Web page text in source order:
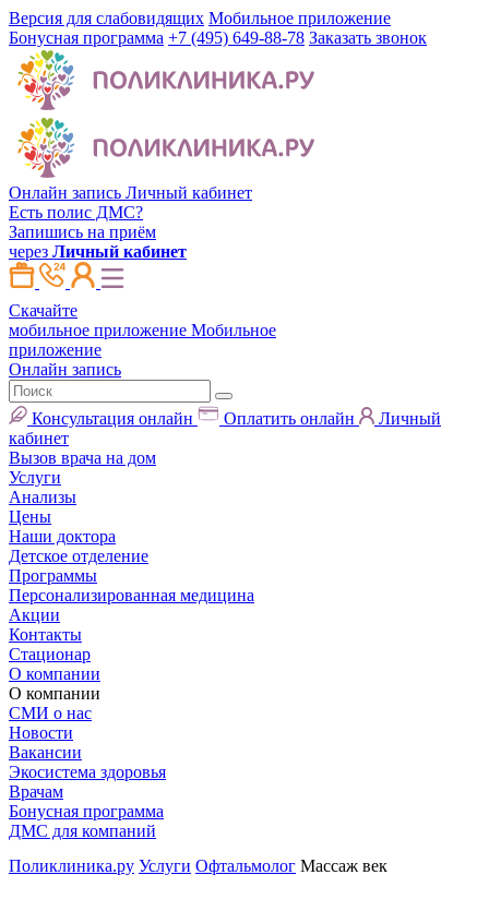
Версия для слабовидящих Мобильное приложение
Бонусная программа +7 (495) 649-88-78 Заказать звонок
Онлайн запись Личный кабинет
Есть полис ДМС?
Запишись на приём
через Личный кабинет
Скачайте
мобильное приложение Мобильное
приложение
Онлайн запись
Консультация онлайн Оплатить онлайн
Личный
кабинет
Вызов врача на дом
Услуги
Анализы
Цены
Наши доктора
Детское отделение
Программы
Персонализированная медицина
Акции
Контакты
Стационар
О компании
О компании
СМИ о нас
Новости
Вакансии
Экосистема здоровья
Врачам
Бонусная программа
ДМС для компаний
Поликлиника.ру Услуги Офтальмолог Массаж век